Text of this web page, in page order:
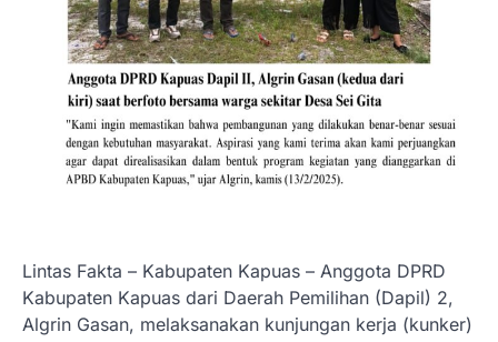
Lintas Fakta – Kabupaten Kapuas – Anggota DPRD
Kabupaten Kapuas dari Daerah Pemilihan (Dapil) 2,
Algrin Gasan, melaksanakan kunjungan kerja (kunker)